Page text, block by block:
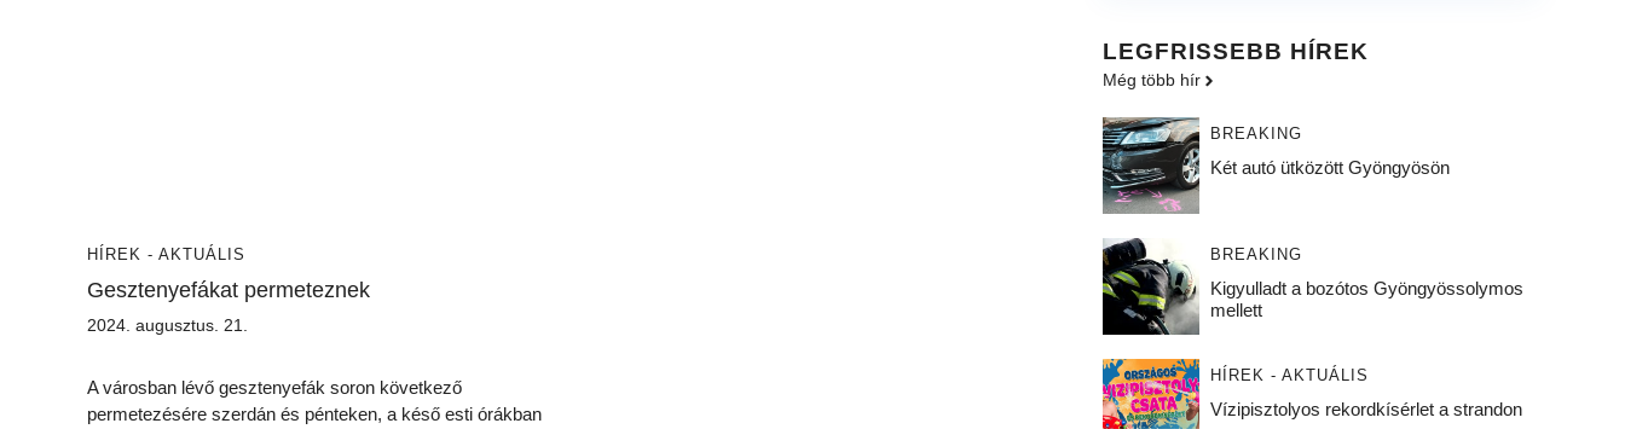
HÍREK - AKTUÁLIS
Gesztenyefákat permeteznek
2024. augusztus. 21.
A városban lévő gesztenyefák soron következő
permetezésére szerdán és pénteken, a késő esti órákban
LEGFRISSEBB HÍREK
Még több hír
BREAKING
Két autó ütközött Gyöngyösön
BREAKING
Kigyulladt a bozótos Gyöngyössolymos
mellett
HÍREK - AKTUÁLIS
Vízipisztolyos rekordkísérlet a strandon